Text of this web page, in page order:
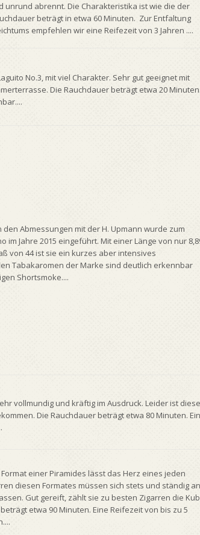
unrund abrennt. Die Charakteristika ist wie die der
beträgt in etwa 60 Minuten. Zur Entfaltung
empfehlen wir eine Reifezeit von 3 Jahren ....
No.3, mit viel Charakter. Sehr gut geeignet mit
Die Rauchdauer beträgt etwa 20 Minuten.
Abmessungen mit der H. Upmann wurde zum
im Jahre 2015 eingeführt. Mit einer Länge von nur
von 44 ist sie ein kurzes aber intensives
Tabakaromen der Marke sind deutlich erkennbar
Shortsmoke....
vollmundig und kräftig im Ausdruck. Leider ist
Die Rauchdauer beträgt etwa 80 Minuten.
einer Piramides lässt das Herz eines jeden
diesen Formates müssen sich stets und ständig an
Gut gereift, zählt sie zu besten Zigarren die
etwa 90 Minuten. Eine Reifezeit von bis zu 5